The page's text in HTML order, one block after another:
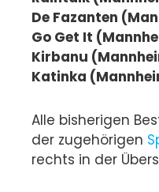
De Fazanten
Go Get It
Kirbanu
Katinka
Alle bisherigen
der zugehörigen
rechts in der